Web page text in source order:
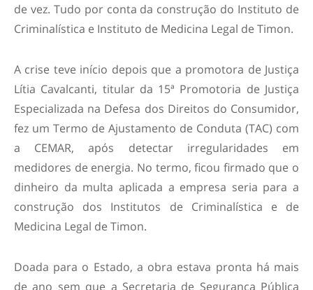
de vez. Tudo por conta da construção do Instituto de
Criminalística e Instituto de Medicina Legal de Timon.
A crise teve início depois que a promotora de Justiça
Lítia Cavalcanti, titular da 15ª Promotoria de Justiça
Especializada na Defesa dos Direitos do Consumidor,
fez um Termo de Ajustamento de Conduta (TAC) com
a CEMAR, após detectar irregularidades em
medidores de energia. No termo, ficou firmado que o
dinheiro da multa aplicada a empresa seria para a
construção dos Institutos de Criminalística e de
Medicina Legal de Timon.
Doada para o Estado, a obra estava pronta há mais
de ano sem que a Secretaria de Segurança Pública